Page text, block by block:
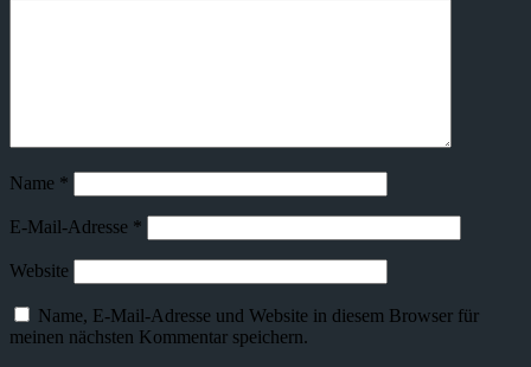
Name *
E-Mail-Adresse *
Website
Name, E-Mail-Adresse und Website in diesem Browser für
meinen nächsten Kommentar speichern.